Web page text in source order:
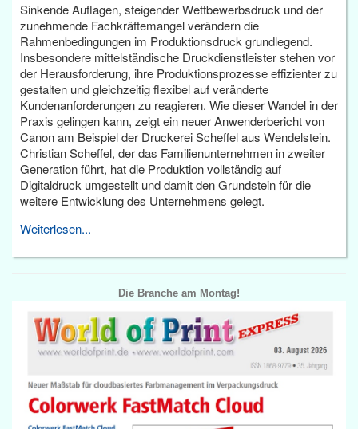
Sinkende Auflagen, steigender Wettbewerbsdruck und der
zunehmende Fachkräftemangel verändern die
Rahmenbedingungen im Produktionsdruck grundlegend.
Insbesondere mittelständische Druckdienstleister stehen vor
der Herausforderung, ihre Produktionsprozesse effizienter zu
gestalten und gleichzeitig flexibel auf veränderte
Kundenanforderungen zu reagieren. Wie dieser Wandel in der
Praxis gelingen kann, zeigt ein neuer Anwenderbericht von
Canon am Beispiel der Druckerei Scheffel aus Wendelstein.
Christian Scheffel, der das Familienunternehmen in zweiter
Generation führt, hat die Produktion vollständig auf
Digitaldruck umgestellt und damit den Grundstein für die
weitere Entwicklung des Unternehmens gelegt.
Weiterlesen...
Die Branche am Montag!